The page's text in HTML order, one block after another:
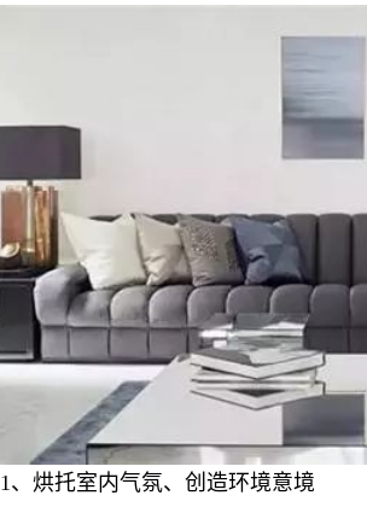
1、烘托室内气氛、创造环境意境